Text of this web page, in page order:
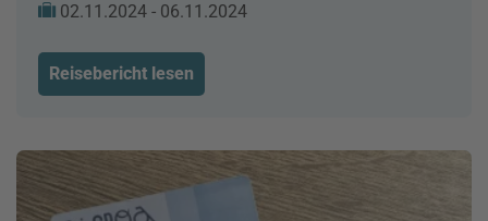
02.11.2024 - 06.11.2024
Reisebericht lesen